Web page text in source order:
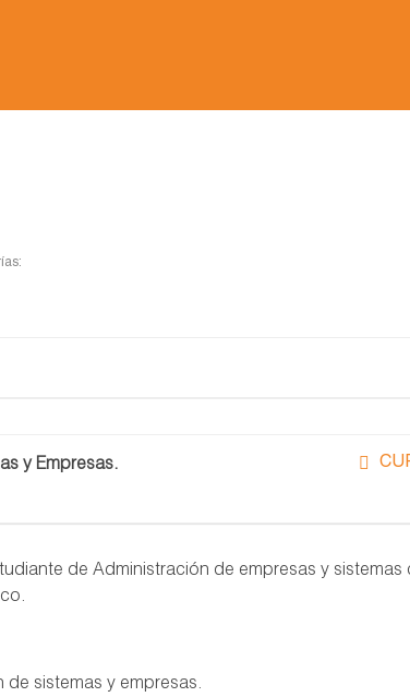
y Empresas.
de Administración de empresas y sistemas
de sistemas y empresas.